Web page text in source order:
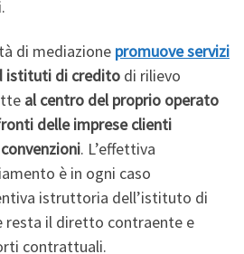
di mediazione promuove servizi
istituti di credito di rilievo
al centro del proprio operato
delle imprese clienti
. L’effettiva
è in ogni caso
istruttoria dell’istituto di
resta il diretto contraente e
contrattuali.